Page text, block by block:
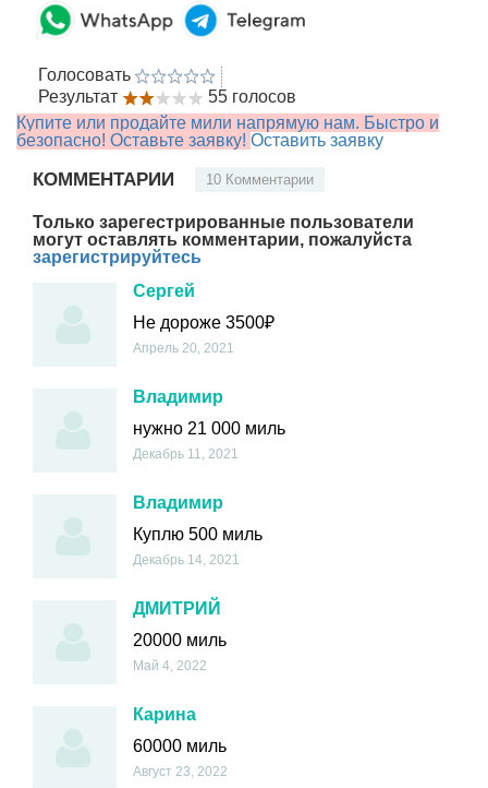
Голосовать
Результат
55 голосов
Купите или продайте мили напрямую нам. Быстро и
безопасно! Оставьте заявку! Оставить заявку
КОММЕНТАРИИ 10 Комментарии
Только зарегестрированные пользователи
могут оставлять комментарии, пожалуйста
зарегистрируйтесь
Сергей
Не дороже 3500₽
Апрель 20, 2021
Владимир
нужно 21 000 миль
Декабрь 11, 2021
Владимир
Куплю 500 миль
Декабрь 14, 2021
ДМИТРИЙ
20000 миль
Май 4, 2022
Карина
60000 миль
Август 23, 2022